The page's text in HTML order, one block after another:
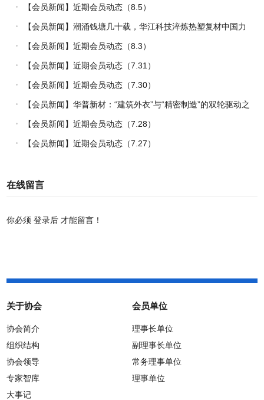
【会员新闻】近期会员动态（8.5）
【会员新闻】潮涌钱塘几十载，华江科技淬炼热塑复材中国力
量
【会员新闻】近期会员动态（8.3）
【会员新闻】近期会员动态（7.31）
【会员新闻】近期会员动态（7.30）
【会员新闻】华普新材：“建筑外衣”与“精密制造”的双轮驱动之
路
【会员新闻】近期会员动态（7.28）
【会员新闻】近期会员动态（7.27）
在线留言
你必须登录后 才能留言！
关于协会
协会简介
组织结构
协会领导
专家智库
大事记
会员单位
理事长单位
副理事长单位
常务理事单位
理事单位